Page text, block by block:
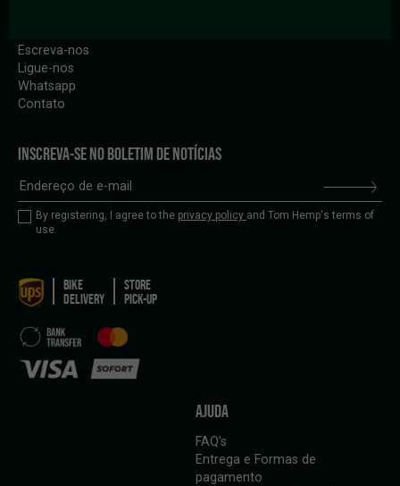
Escreva-nos
Ligue-nos
Whatsapp
Contato
INSCREVA-SE NO BOLETIM DE NOTÍCIAS
By registering, I agree to the privacy policy and Tom Hemp's terms of
use.
BIKE
DELIVERY
STORE
PICK-UP
AJUDA
FAQ’s
Entrega e Formas de
pagamento